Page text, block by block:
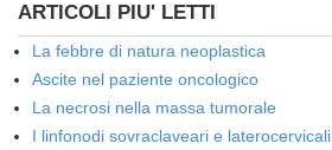
ARTICOLI PIU' LETTI
La febbre di natura neoplastica
Ascite nel paziente oncologico
La necrosi nella massa tumorale
I linfonodi sovraclaveari e laterocervicali